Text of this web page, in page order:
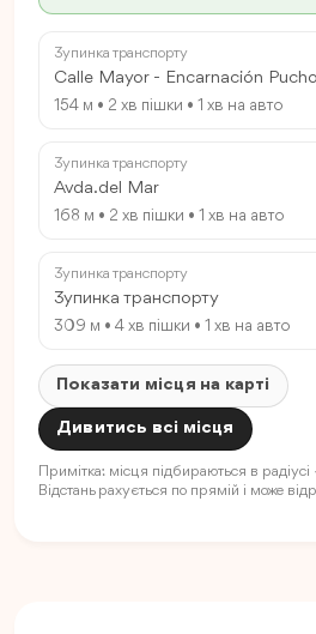
Зупинка транспорту
Calle Mayor - Encarnación Puchol
154 м • 2 хв пішки • 1 хв на авто
Зупинка транспорту
Avda.del Mar
168 м • 2 хв пішки • 1 хв на авто
Зупинка транспорту
Зупинка транспорту
309 м • 4 хв пішки • 1 хв на авто
Показати місця на карті
Дивитись всі місця
Примітка: місця підбираються в
Відстань рахується по прямій і може